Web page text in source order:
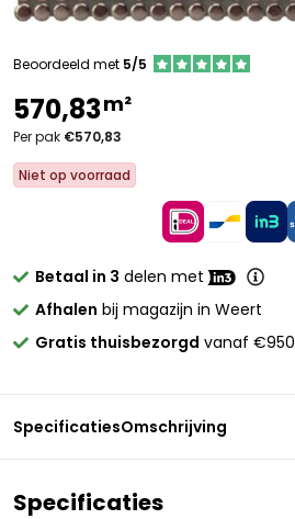
Beoordeeld met 5/5
570,83m²
Per pak €570,83
Niet op voorraad
Betaal in 3 delen met
Afhalen bij magazijn in Weert
Gratis thuisbezorgd vanaf €950
SpecificatiesOmschrijving
Specificaties